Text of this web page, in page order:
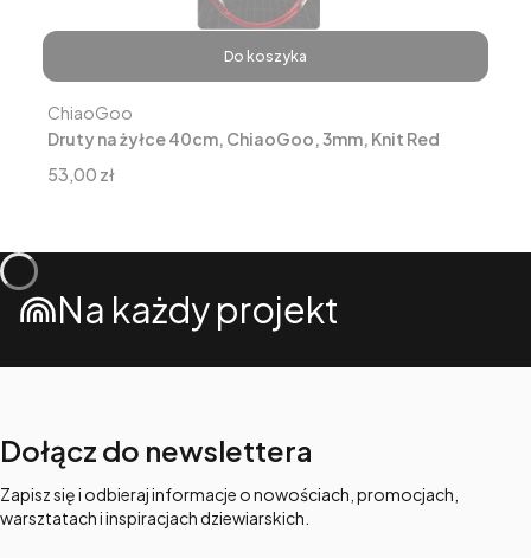
Do koszyka
Druty na żyłce 40cm, ChiaoGoo, 3mm, Knit Red
Producent
ChiaoGoo
Cena
53,00 zł
Na każdy projekt
Dołącz do newslettera
Zapisz się i odbieraj informacje o nowościach, promocjach,
warsztatach i inspiracjach dziewiarskich.